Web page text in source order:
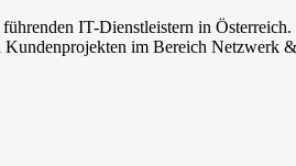
IT-Dienstleistern in
im Bereich Netzwerk